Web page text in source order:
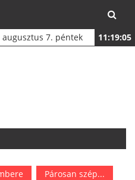
augusztus 7. péntek 11:19:05
Párosan szép...